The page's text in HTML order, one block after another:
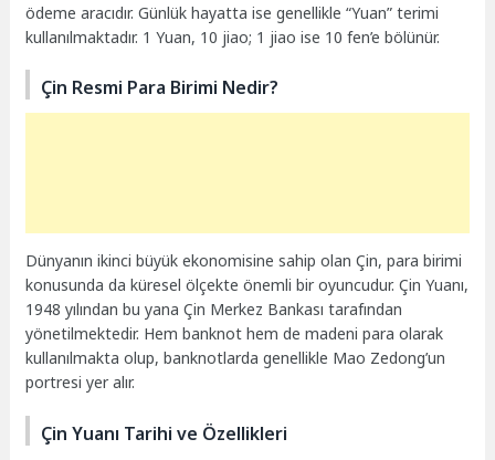
ödeme aracıdır. Günlük hayatta ise genellikle “Yuan” terimi
kullanılmaktadır. 1 Yuan, 10 jiao; 1 jiao ise 10 fen’e bölünür.
Çin Resmi Para Birimi Nedir?
Dünyanın ikinci büyük ekonomisine sahip olan Çin, para birimi
konusunda da küresel ölçekte önemli bir oyuncudur. Çin Yuanı,
1948 yılından bu yana Çin Merkez Bankası tarafından
yönetilmektedir. Hem banknot hem de madeni para olarak
kullanılmakta olup, banknotlarda genellikle Mao Zedong’un
portresi yer alır.
Çin Yuanı Tarihi ve Özellikleri